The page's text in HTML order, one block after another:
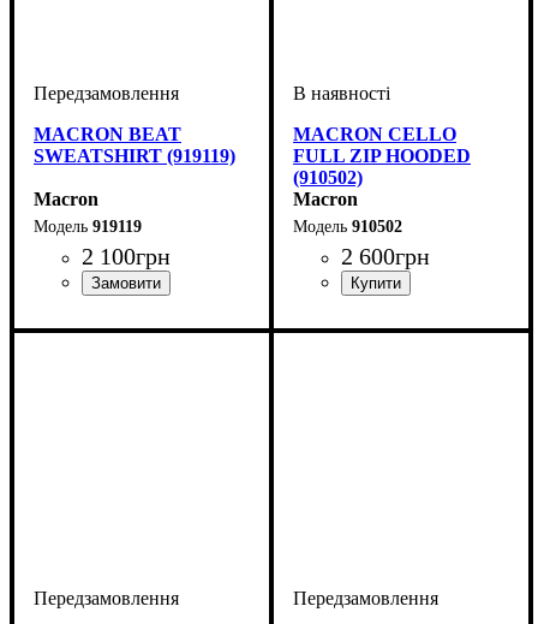
MACRON BEAT
SWEATSHIRT (919119)
Macron
919119
2 100грн
MACRON CELLO
FULL ZIP HOODED
(910502)
Macron
910502
2 600грн